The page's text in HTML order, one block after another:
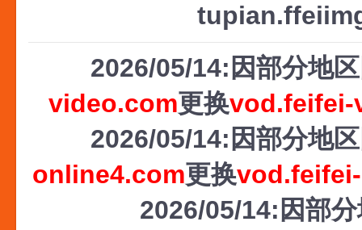
2026/05/14:因部分地
video.com更换vod.feifei-
2026/05/14:因部分地
online4.com更换
2026/05/14:因部